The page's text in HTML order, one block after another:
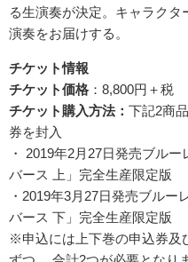
る生演奏が決定。キャラク
演奏をお届けする。
チケット情報
チケット価格 ：8,800円＋税
チケット購入方法： 下記2商
券を封入
・ 2019年2月27日発売ブル
バース 上」完全生産限定版
・2019年3月27日発売ブルー
バース 下」完全生産限定版
※申込には上下巻の申込券及